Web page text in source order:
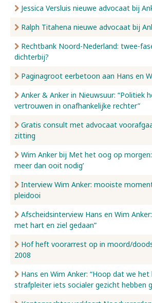
Jessica Versluis nieuwe advocaat bij
Ralph Titahena nieuwe advocaat bij
Rechtbank Noord-Nederland: twee-
dichterbij?
Paginagroot eerbetoon aan Hans en
Anker & Anker in Nieuwsuur: “Politiek
vertrouwen in onafhankelijke rechter”
Gratis consult met advocaat
zitting
Wim Anker bij Met het oog op
meer dan ooit nodig’
Interview Wim Anker: mooiste
pleidooi
Afscheidsinterview Hans en Wim
met hart en ziel gedaan”
Hof heft voorarrest op in moord/
2008
Hans en Wim Anker: “Hoop dat we het
strafpleiter iets socialer gezicht hebben